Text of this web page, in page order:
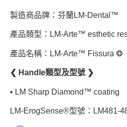
製造商品牌：芬蘭LM-Dental™
產品類型：LM-Arte™ esthetic
產品名稱：LM-Arte™ Fissura ❂
❮ Handle類型及型號 ❯
▪︎ LM Sharp Diamond™ coating
LM-ErogSense®型號：LM481-